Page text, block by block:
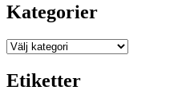
Kategorier
Kategorier
Etiketter